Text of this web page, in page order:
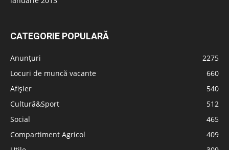
CATEGORIE POPULARĂ
Anunțuri
2275
Locuri de muncă vacante
660
Afișier
540
Cultură&Sport
512
Social
465
Compartiment Agricol
409